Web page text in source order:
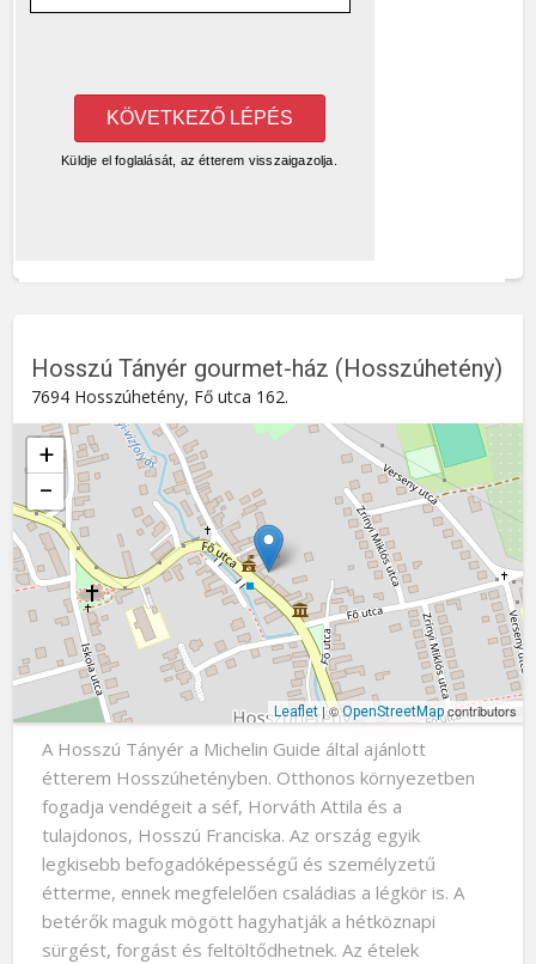
Hosszú Tányér gourmet-ház (Hosszúhetény)
7694 Hosszúhetény, Fő utca 162.
+
−
Leaflet| ©OpenStreetMapcontributors
Hosszú Tányér gourmet-ház (Hosszúhetény)
Fő utca 162. , 7694Hosszúhetény
A Hosszú Tányér a Michelin Guide által ajánlott
étterem Hosszúhetényben. Otthonos környezetben
fogadja vendégeit a séf, Horváth Attila és a
tulajdonos, Hosszú Franciska. Az ország egyik
legkisebb befogadóképességű és személyzetű
étterme, ennek megfelelően családias a légkör is. A
betérők maguk mögött hagyhatják a hétköznapi
sürgést, forgást és feltöltődhetnek. Az ételek